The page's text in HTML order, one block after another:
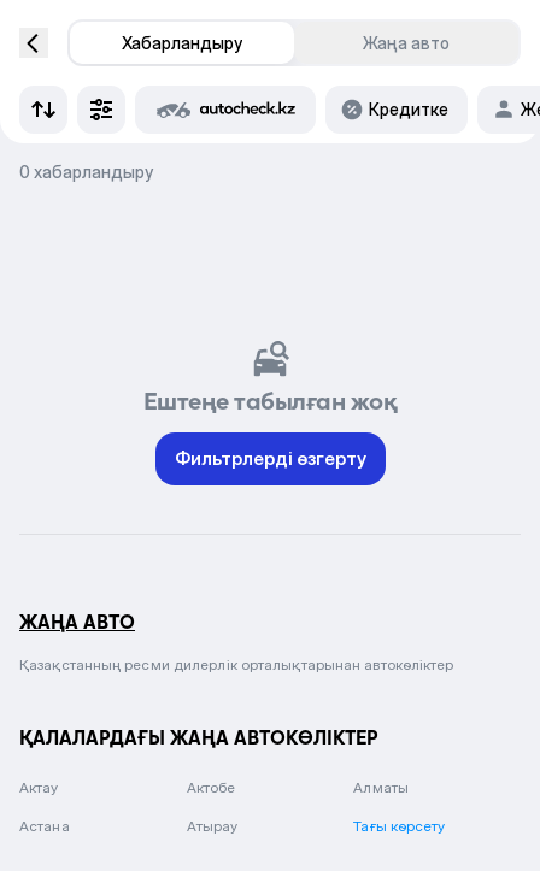
Хабарландыру Жаңа авто
Кредитке
0 хабарландыру
Ештеңе табылған жоқ
Фильтрлерді өзгерту
ЖАҢА АВТО
Қазақстанның ресми дилерлік орталықтарынан автокөліктер
ҚАЛАЛАРДАҒЫ ЖАҢА АВТОКӨЛІКТЕР
Актау Актобе Алматы
Астана Атырау Тағы көрсету